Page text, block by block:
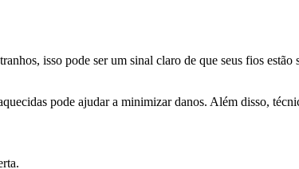
isso pode ser um sinal claro de que seus fios
pode ajudar a minimizar danos. Além disso,